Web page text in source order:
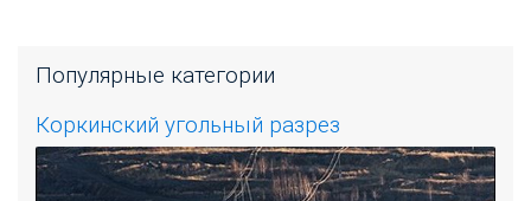
Популярные категории
Коркинский угольный разрез